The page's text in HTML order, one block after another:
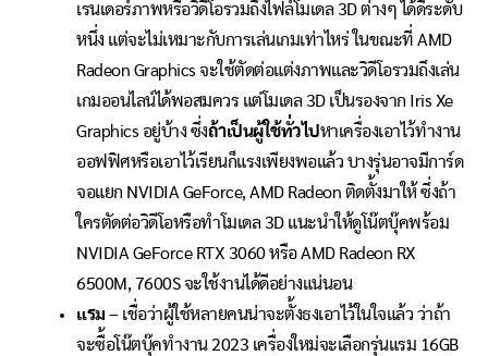
เรนเดอร์ภาพหรือวิดีโอรวมถึงไฟล์โมเดล 3D ต่างๆ ได้ดีระดับ
หนึ่ง แต่จะไม่เหมาะกับการเล่นเกมเท่าไหร่ ในขณะที่ AMD
Radeon Graphics จะใช้ตัดต่อแต่งภาพและวิดีโอรวมถึงเล่น
เกมออนไลน์ได้พอสมควร แต่โมเดล 3D เป็นรองจาก Iris Xe
Graphics อยู่บ้าง ซึ่งถ้าเป็นผู้ใช้ทั่วไปหาเครื่องเอาไว้ทำงาน
ออฟฟิศหรือเอาไว้เรียนก็แรงเพียงพอแล้ว บางรุ่นอาจมีการ์ด
จอแยก NVIDIA GeForce, AMD Radeon ติดตั้งมาให้ ซึ่งถ้า
ใครตัดต่อวิดีโอหรือทำโมเดล 3D แนะนำให้ดูโน๊ตบุ๊คพร้อม
NVIDIA GeForce RTX 3060 หรือ AMD Radeon RX
6500M, 7600S จะใช้งานได้ดีอย่างแน่นอน
แรม – เชื่อว่าผู้ใช้หลายคนน่าจะตั้งธงเอาไว้ในใจแล้ว ว่าถ้า
จะซื้อโน๊ตบุ๊คทำงาน 2023 เครื่องใหม่จะเลือกรุ่นแรม 16GB